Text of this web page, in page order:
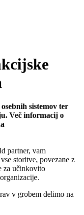
sistemov ter
Več informacij o
partner, vam
storitve, povezane z
za učinkovito
v grobem delimo na